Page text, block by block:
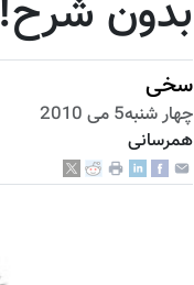
بدون شرح!
سخی
چهار شنبه5 می 2010
همرسانی